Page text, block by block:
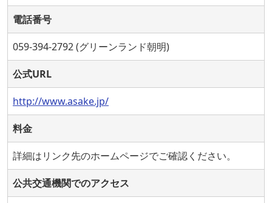
電話番号
059-394-2792 (グリーンランド朝明)
公式URL
http://www.asake.jp/
料金
詳細はリンク先のホームページでご確認ください。
公共交通機関でのアクセス